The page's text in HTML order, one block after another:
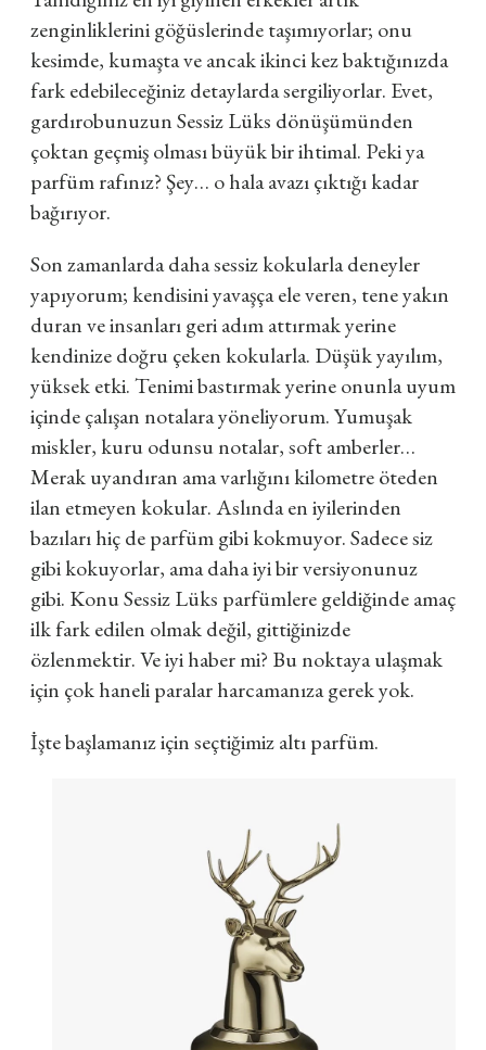
zenginliklerini göğüslerinde taşımıyorlar; onu
kesimde, kumaşta ve ancak ikinci kez baktığınızda
fark edebileceğiniz detaylarda sergiliyorlar. Evet,
gardırobunuzun Sessiz Lüks dönüşümünden
çoktan geçmiş olması büyük bir ihtimal. Peki ya
parfüm rafınız? Şey… o hala avazı çıktığı kadar
bağırıyor.
Son zamanlarda daha sessiz kokularla deneyler
yapıyorum; kendisini yavaşça ele veren, tene yakın
duran ve insanları geri adım attırmak yerine
kendinize doğru çeken kokularla. Düşük yayılım,
yüksek etki. Tenimi bastırmak yerine onunla uyum
içinde çalışan notalara yöneliyorum. Yumuşak
miskler, kuru odunsu notalar, soft amberler…
Merak uyandıran ama varlığını kilometre öteden
ilan etmeyen kokular. Aslında en iyilerinden
bazıları hiç de parfüm gibi kokmuyor. Sadece siz
gibi kokuyorlar, ama daha iyi bir versiyonunuz
gibi. Konu Sessiz Lüks parfümlere geldiğinde amaç
ilk fark edilen olmak değil, gittiğinizde
özlenmektir. Ve iyi haber mi? Bu noktaya ulaşmak
için çok haneli paralar harcamanıza gerek yok.
İşte başlamanız için seçtiğimiz altı parfüm.